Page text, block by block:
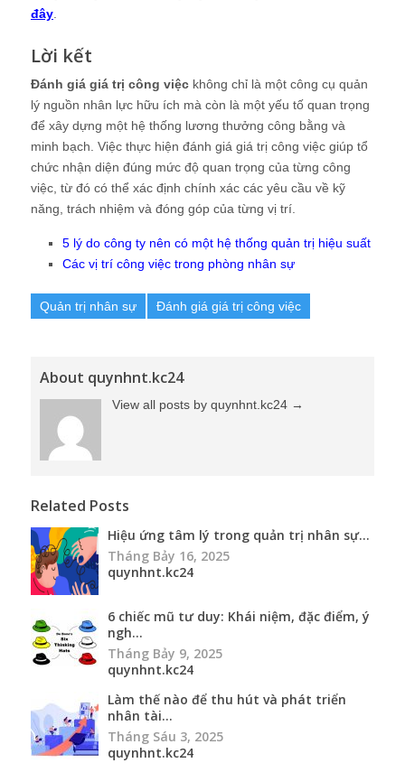
đây
Lời kết
Đánh giá giá trị công việc không chỉ là một công cụ quản
lý nguồn nhân lực hữu ích mà còn là một yếu tố quan trọng
để xây dựng một hệ thống lương thưởng công bằng và
minh bạch. Việc thực hiện đánh giá giá trị công việc giúp tổ
chức nhận diện đúng mức độ quan trọng của từng công
việc, từ đó có thể xác định chính xác các yêu cầu về kỹ
năng, trách nhiệm và đóng góp của từng vị trí.
5 lý do công ty nên có một hệ thống quản trị hiệu suất
Các vị trí công việc trong phòng nhân sự
Quản trị nhân sự Đánh giá giá trị công việc
About quynhnt.kc24
View all posts by quynhnt.kc24 →
Related Posts
Hiệu ứng tâm lý trong quản trị nhân sự...
Tháng Bảy 16, 2025
quynhnt.kc24
6 chiếc mũ tư duy: Khái niệm, đặc điểm, ý
ngh...
Tháng Bảy 9, 2025
quynhnt.kc24
Làm thế nào để thu hút và phát triển
nhân tài...
Tháng Sáu 3, 2025
quynhnt.kc24